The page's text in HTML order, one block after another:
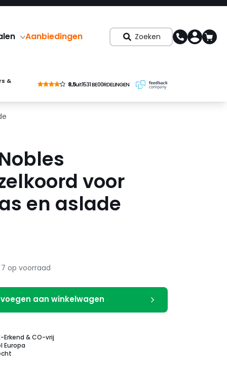
Aanbiedingen Zoeken
&
8,5uit1531 BE00RDELINGEN
voor
en aslade
7 op voorraad
aan winkelwagen
Erkend & CO-vrij
Europa